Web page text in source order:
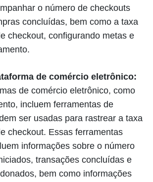
o número de checkouts
concluídas, bem como a taxa
checkout, configurando metas e
de comércio eletrônico:
de comércio eletrônico, como
incluem ferramentas de
ser usadas para rastrear a taxa
checkout. Essas ferramentas
informações sobre o número
transações concluídas e
bem como informações